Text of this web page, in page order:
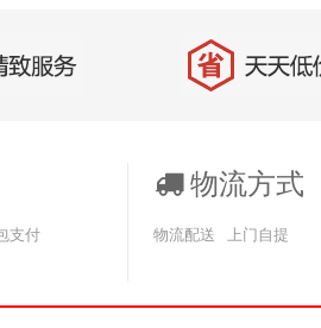
支付
物流方式
物流配送 上门自提